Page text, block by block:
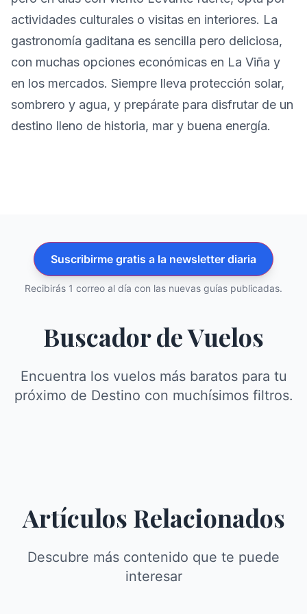
actividades culturales o visitas en interiores. La
gastronomía gaditana es sencilla pero deliciosa,
con muchas opciones económicas en La Viña y
en los mercados. Siempre lleva protección solar,
sombrero y agua, y prepárate para disfrutar de un
destino lleno de historia, mar y buena energía.
Suscribirme gratis a la newsletter diaria
Recibirás 1 correo al día con las nuevas guías publicadas.
Buscador de Vuelos
Encuentra los vuelos más baratos para tu
próximo de Destino con muchísimos filtros.
Artículos Relacionados
Descubre más contenido que te puede
interesar